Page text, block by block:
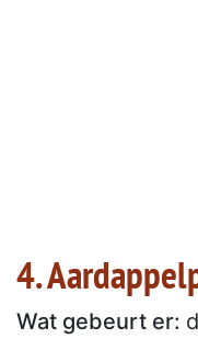
4.
Wat gebeurt er: